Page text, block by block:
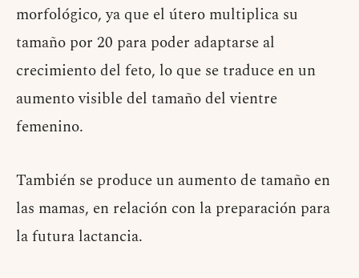
morfológico, ya que el útero multiplica su
tamaño por 20 para poder adaptarse al
crecimiento del feto, lo que se traduce en un
aumento visible del tamaño del vientre
femenino.
También se produce un aumento de tamaño en
las mamas, en relación con la preparación para
la futura lactancia.